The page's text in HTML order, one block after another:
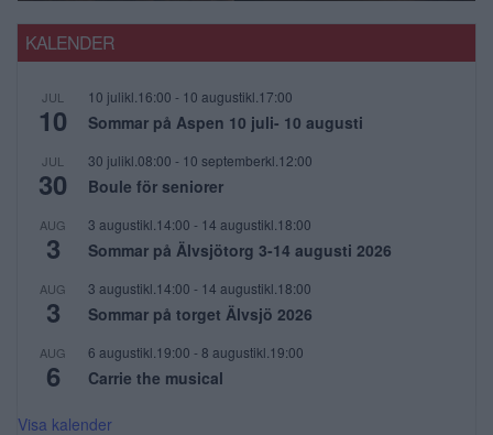
KALENDER
JUL
10
10 julikl.16:00 - 10 augustikl.17:00
Sommar på Aspen 10 juli- 10 augusti
JUL
30
30 julikl.08:00 - 10 septemberkl.12:00
Boule för seniorer
AUG
3
3 augustikl.14:00 - 14 augustikl.18:00
Sommar på Älvsjötorg 3-14 augusti 2026
AUG
3
3 augustikl.14:00 - 14 augustikl.18:00
Sommar på torget Älvsjö 2026
AUG
6
6 augustikl.19:00 - 8 augustikl.19:00
Carrie the musical
Visa kalender